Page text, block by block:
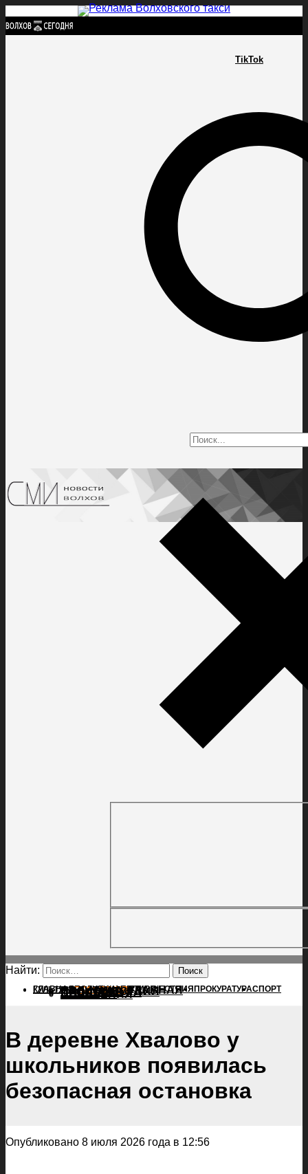
TikTok
Найти:
ГЛАВНАЯПОЛИТИКАПРОИСШЕСТВИЯ ПРОКУРАТУРАСПОРТ
КУЛЬТУРАПОСЕЛЕНИЯГЛАВНАЯ
ПОЛИТИКА
ПРОИСШЕСТВИЯ
ПРОКУРАТУРА
СПОРТ
КУЛЬТУРА
ПОСЕЛЕНИЯ
В деревне Хвалово у
школьников появилась
безопасная остановка
Опубликовано 8 июля 2026 года в 12:56